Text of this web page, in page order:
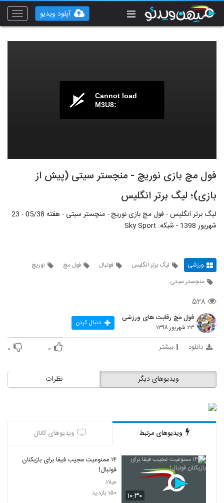
Toggle
آپلود ویدیو
Cannot load
M3U8:
فول مچ بازی نوریچ - منچستر سیتی (پیش از
بازی)؛ لیگ برتر انگلیس
لیگ برتر انگلیس - فول مچ بازی نوریچ - منچستر سیتی - هفته 05/38 - 23
شهریور 1398 - شبکه: Sky Sport
ورزشی لیگ برتر انگلیس فوتبال فول مچ
نوریچ
منچستر سیتی
۵۲۸
فول مچ رقابت های ورزشی
۲۳ شهریور ۱۳۹۸ دنبال کردن
دانلود بیشتر ۰ ۰
نظرات ویدیوهای دیگر
ویدیوهای مرتبط ویدیوهای کانال
۱۰:۳۰
۱۴ ممنوعیت عجیب فیفا برای بازیکنان
فوتبال!
میلاد
۱۵۰ بازدید